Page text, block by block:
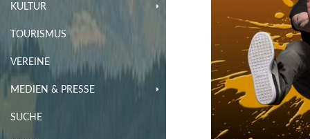
KULTUR
TOURISMUS
VEREINE
MEDIEN & PRESSE
SUCHE